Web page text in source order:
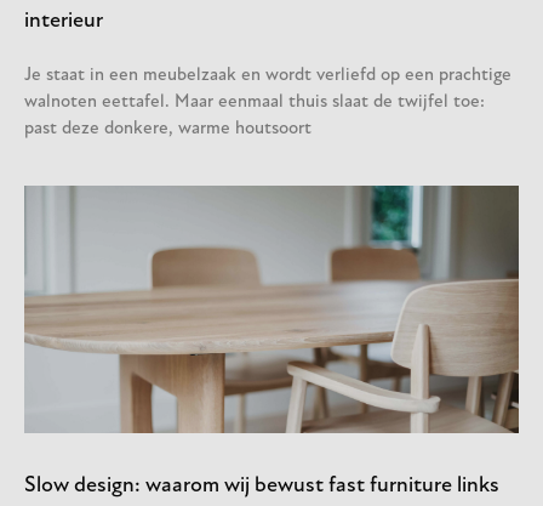
interieur
Je staat in een meubelzaak en wordt verliefd op een prachtige
walnoten eettafel. Maar eenmaal thuis slaat de twijfel toe:
past deze donkere, warme houtsoort
Slow design: waarom wij bewust fast furniture links